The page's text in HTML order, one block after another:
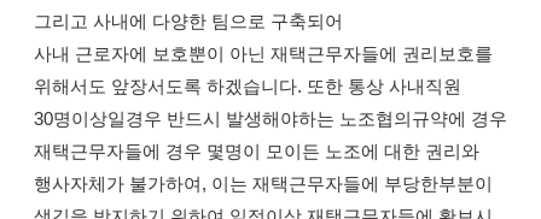
그리고 사내에 다양한 팀으로 구축되어
사내 근로자에 보호뿐이 아닌 재택근무자들에 권리보호를
위해서도 앞장서도록 하겠습니다. 또한 통상 사내직원
30명이상일경우 반드시 발생해야하는 노조협의규약에 경우
재택근무자들에 경우 몇명이 모이든 노조에 대한 권리와
행사자체가 불가하여, 이는 재택근무자들에 부당한부분이